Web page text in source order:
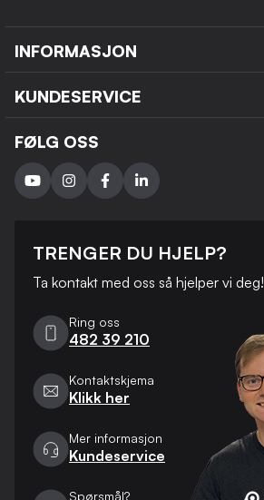
INFORMASJON
KUNDESERVICE
FØLG OSS
TRENGER DU HJELP?
Ta kontakt med oss ​​så hjelper vi deg!
Ring oss
482 39 210
Kontaktskjema
Klikk her
Mer informasjon
Kundeservice
Spørsmål?